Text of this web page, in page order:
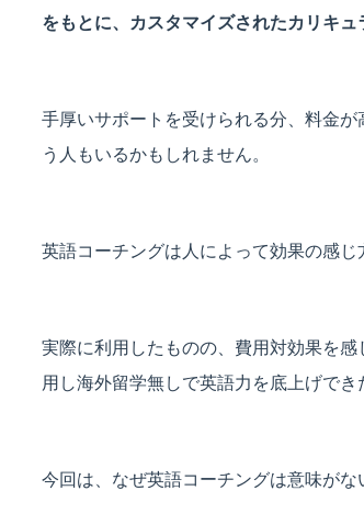
をもとに、カスタマイズされたカリキュ
手厚いサポートを受けられる分、料金
う人もいるかもしれません。
英語コーチングは人によって効果の感じ
実際に利用したものの、費用対効果を
用し海外留学無しで英語力を底上げでき
今回は、なぜ英語コーチングは意味が